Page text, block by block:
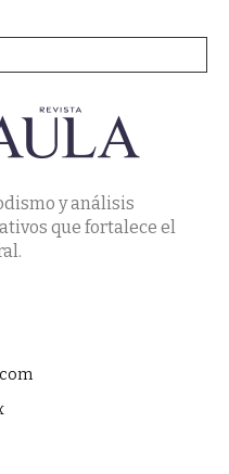
y análisis
que fortalece el